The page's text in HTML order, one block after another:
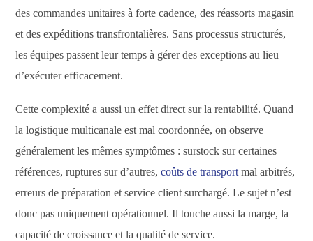
des commandes unitaires à forte cadence, des réassorts magasin
et des expéditions transfrontalières. Sans processus structurés,
les équipes passent leur temps à gérer des exceptions au lieu
d’exécuter efficacement.
Cette complexité a aussi un effet direct sur la rentabilité. Quand
la logistique multicanale est mal coordonnée, on observe
généralement les mêmes symptômes : surstock sur certaines
références, ruptures sur d’autres,coûts de transport mal arbitrés,
erreurs de préparation et service client surchargé. Le sujet n’est
donc pas uniquement opérationnel. Il touche aussi la marge, la
capacité de croissance et la qualité de service.